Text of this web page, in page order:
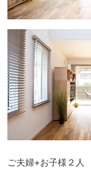
ご夫婦+お子様２人